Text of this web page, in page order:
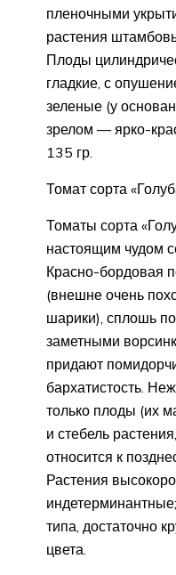
пленочными
растения
Плоды
гладкие, с
зеленые (у
зрелом — ярко-
135 гр.
Томат сорта
Томаты сорта
настоящим чудом
Красно-бордовая
(внешне очень
шарики), сплошь
заметными
придают
бархатистость.
только плоды (их
и стебель
относится к
Растения
типа, достаточно
цвета.